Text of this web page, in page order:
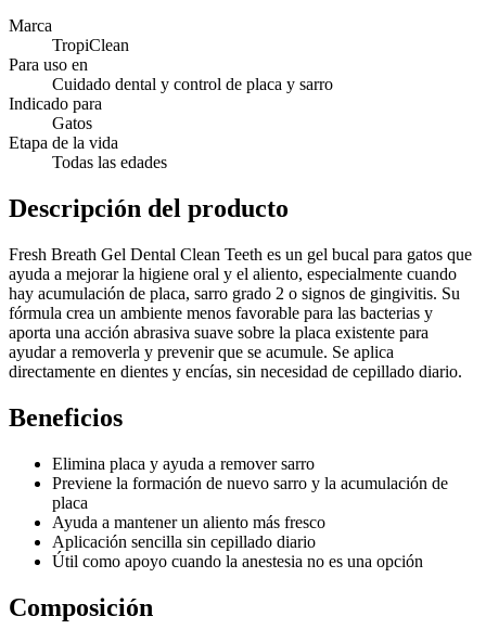
Marca
TropiClean
Para uso en
Cuidado dental y control de placa y sarro
Indicado para
Gatos
Etapa de la vida
Todas las edades
Descripción del producto
Fresh Breath Gel Dental Clean Teeth es un gel bucal para gatos que
ayuda a mejorar la higiene oral y el aliento, especialmente cuando
hay acumulación de placa, sarro grado 2 o signos de gingivitis. Su
fórmula crea un ambiente menos favorable para las bacterias y
aporta una acción abrasiva suave sobre la placa existente para
ayudar a removerla y prevenir que se acumule. Se aplica
directamente en dientes y encías, sin necesidad de cepillado diario.
Beneficios
Elimina placa y ayuda a remover sarro
Previene la formación de nuevo sarro y la acumulación de
placa
Ayuda a mantener un aliento más fresco
Aplicación sencilla sin cepillado diario
Útil como apoyo cuando la anestesia no es una opción
Composición